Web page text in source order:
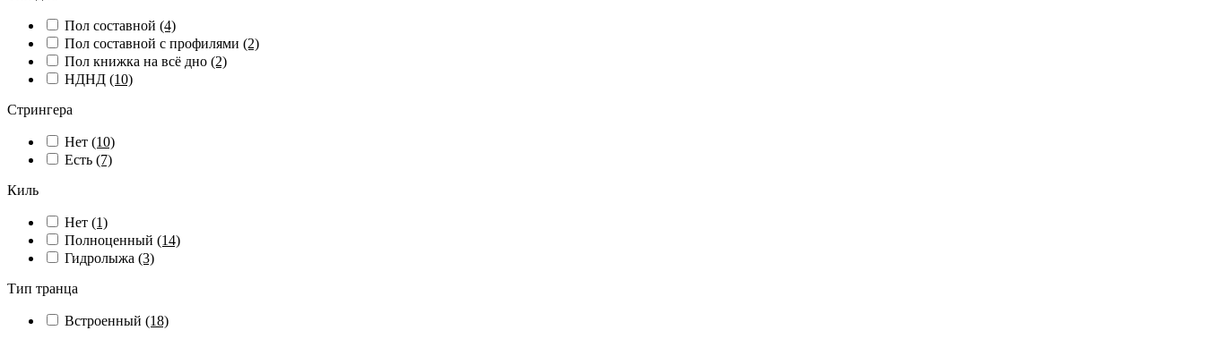
Пол составной (4)
Пол составной с профилями (2)
Пол книжка на всё дно (2)
НДНД (10)
Стрингера
Нет (10)
Есть (7)
Киль
Нет (1)
Полноценный (14)
Гидролыжа (3)
Тип транца
Встроенный (18)